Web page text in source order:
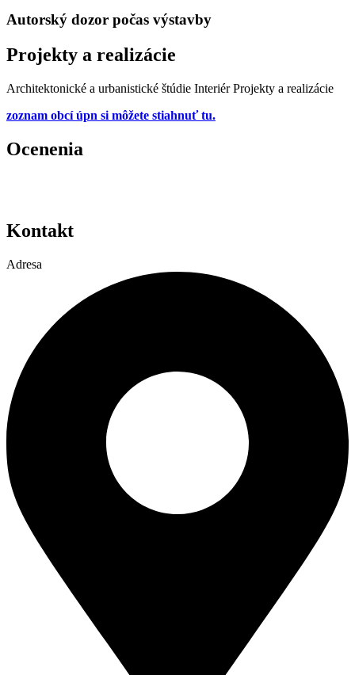
Autorský dozor počas výstavby
Projekty a realizácie
Architektonické a urbanistické štúdie InteriérProjekty a realizácie
zoznam obcí úpn si môžete stiahnuťtu.
Ocenenia
Kontakt
Adresa